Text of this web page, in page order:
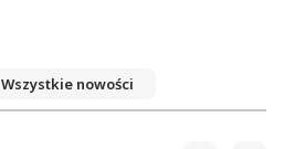
Wszystkie nowości